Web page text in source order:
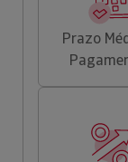
Prazo